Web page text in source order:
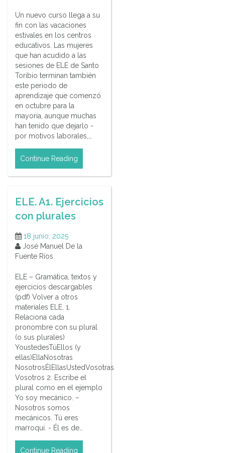
Un nuevo curso llega a su
fin con las vacaciones
estivales en los centros
educativos. Las mujeres
que han acudido a las
sesiones de ELE de Santo
Toribio terminan también
este periodo de
aprendizaje que comenzó
en octubre para la
mayoría, aunque muchas
han tenido que dejarlo -
por motivos laborales,…
Continue Reading
ELE. A1. Ejercicios
con plurales
18 junio, 2025
José Manuel De la
Fuente Ríos
ELE – Gramática, textos y
ejercicios descargables
(pdf) Volver a otros
materiales ELE. 1.
Relaciona cada
pronombre con su plural
(o sus plurales)
YoustedesTúEllos (y
ellas)EllaNosotras
NosotrosÉlEllasUstedVosotras
Vosotros 2. Escribe el
plural como en el ejemplo
Yo soy mecánico. –
Nosotros somos
mecánicos. Tú eres
marroquí. - Él es de…
Continue Reading